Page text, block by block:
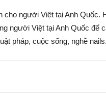
cho người Việt tại Anh Quốc.
người Việt tại Anh Quốc để
pháp, cuộc sống, nghề nails.